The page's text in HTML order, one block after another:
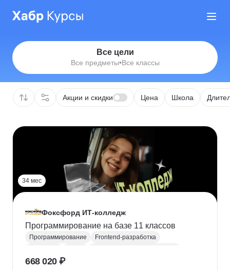
Все цели
Все предметы•Все классы
Акции и скидки Цена Школа
34 мес
Фоксфорд ИТ-колледж
Программирование на базе 11 классов
Программирование
Frontend-разработка
Поступить в колледж
668 020 ₽